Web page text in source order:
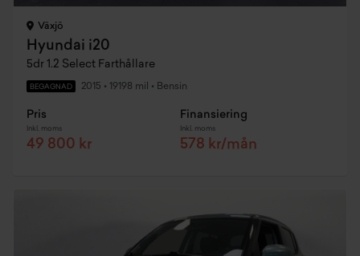
Växjö
Hyundai i20
5dr 1.2 Select Farthållare
BEGAGNAD 2015 • 19198 mil • Bensin
Pris
Inkl. moms
49 800 kr
Finansiering
Inkl. moms
578 kr/mån